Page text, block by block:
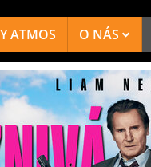
ATMOS O NÁS